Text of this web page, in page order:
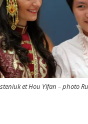
et Hou Yifan – photo